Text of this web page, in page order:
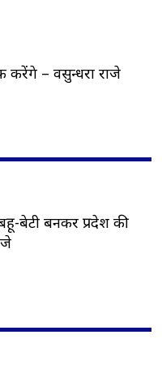
करेंगे – वसुन्धरा राजे
बेटी बनकर प्रदेश की